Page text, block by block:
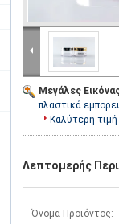
Μεγάλες
πλαστικά
Καλύτερη τιμή
Λεπτομερής
Όνομα Προϊόντος: